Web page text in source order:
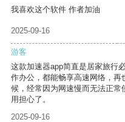
我喜欢这个软件 作者加油
2025-09-16
游客
这款加速器app简直是居家旅行
作办公，都能畅享高速网络，
候，经常因为网速慢而无法正常
用担心了。
2025-09-16